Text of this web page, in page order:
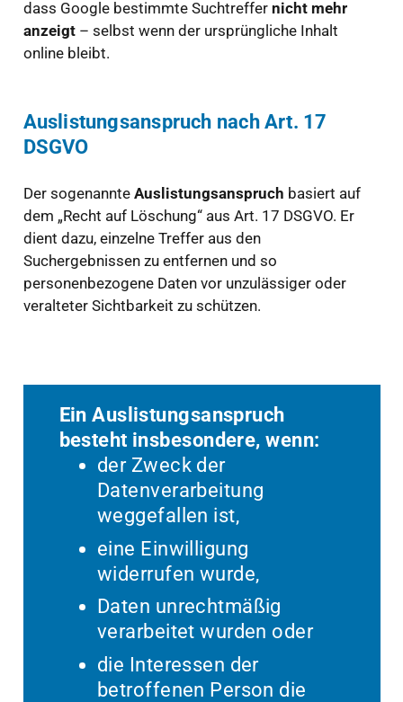
dass Google bestimmte Suchtreffer nicht mehr
anzeigt– selbst wenn der ursprüngliche Inhalt
online bleibt.
Auslistungsanspruch nach Art. 17
DSGVO
Der sogenannte Auslistungsanspruch basiert auf
dem „Recht auf Löschung“ aus Art. 17 DSGVO. Er
dient dazu, einzelne Treffer aus den
Suchergebnissen zu entfernen und so
personenbezogene Daten vor unzulässiger oder
veralteter Sichtbarkeit zu schützen.
Ein Auslistungsanspruch
besteht insbesondere, wenn:
der Zweck der
Datenverarbeitung
weggefallen ist,
eine Einwilligung
widerrufen wurde,
Daten unrechtmäßig
verarbeitet wurden oder
die Interessen der
betroffenen Person die